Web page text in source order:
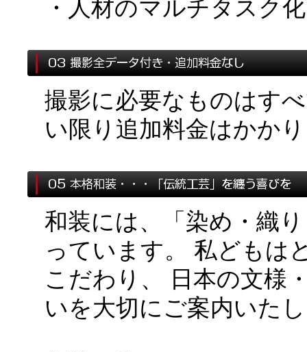
・人材のマルチタスク
撮影に必要なものはす
い限り追加料金はかか
和装には、「染め・織
っています。 私どもは
こだわり、 日本の文様
いを大切にご案内いた